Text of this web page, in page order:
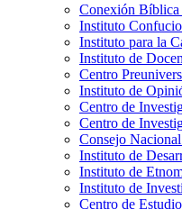
Conexión Bíblica
Instituto Confucio
Instituto para la
Instituto de
Centro
Instituto de
Centro de
Centro de
Consejo
Instituto de
Instituto de
Instituto de
Centro de